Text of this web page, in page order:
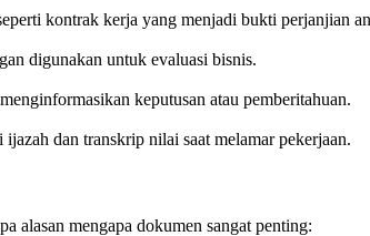
kontrak kerja yang menjadi bukti perjanjian
digunakan untuk evaluasi bisnis.
keputusan atau pemberitahuan.
dan transkrip nilai saat melamar pekerjaan.
alasan mengapa dokumen sangat penting: